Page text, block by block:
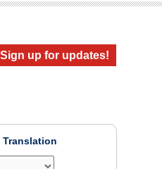
Sign up for updates!
Translation